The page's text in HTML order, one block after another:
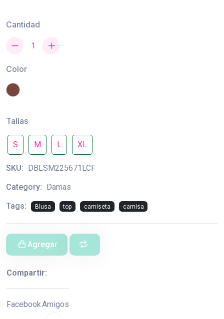
Cantidad
Color
Tallas
S M L XL
SKU: DBLSM225671LCF
Category: Damas
Tags:
Blusa top camiseta camisa
Agregar
Compartir:
FacebookAmigos